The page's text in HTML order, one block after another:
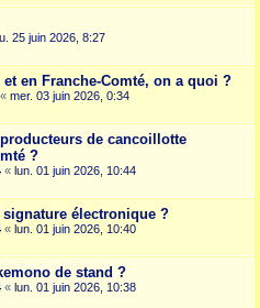
25 juin 2026, 8:27
en Franche-Comté, on a quoi ?
« mer. 03 juin 2026, 0:34
de cancoillotte
?
« lun. 01 juin 2026, 10:44
électronique ?
« lun. 01 juin 2026, 10:40
de stand ?
« lun. 01 juin 2026, 10:38